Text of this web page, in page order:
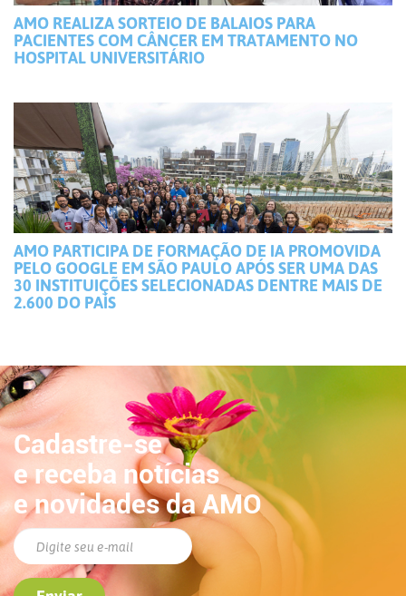
AMO REALIZA SORTEIO DE BALAIOS PARA
PACIENTES COM CÂNCER EM TRATAMENTO NO
HOSPITAL UNIVERSITÁRIO
AMO PARTICIPA DE FORMAÇÃO DE IA PROMOVIDA
PELO GOOGLE EM SÃO PAULO APÓS SER UMA DAS
30 INSTITUIÇÕES SELECIONADAS DENTRE MAIS DE
2.600 DO PAÍS
Cadastre-se
e receba notícias
e novidades da AMO